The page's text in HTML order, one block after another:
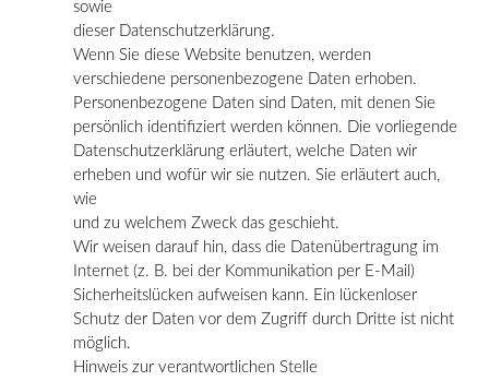
sowie
dieser Datenschutzerklärung.
Wenn Sie diese Website benutzen, werden
verschiedene personenbezogene Daten erhoben.
Personenbezogene Daten sind Daten, mit denen Sie
persönlich identifiziert werden können. Die vorliegende
Datenschutzerklärung erläutert, welche Daten wir
erheben und wofür wir sie nutzen. Sie erläutert auch,
wie
und zu welchem Zweck das geschieht.
Wir weisen darauf hin, dass die Datenübertragung im
Internet (z. B. bei der Kommunikation per E-Mail)
Sicherheitslücken aufweisen kann. Ein lückenloser
Schutz der Daten vor dem Zugriff durch Dritte ist nicht
möglich.
Hinweis zur verantwortlichen Stelle